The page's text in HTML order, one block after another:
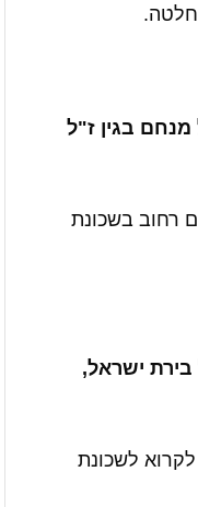
בגין ז"ל
רחוב בשכונת
ישראל,
לשכונת